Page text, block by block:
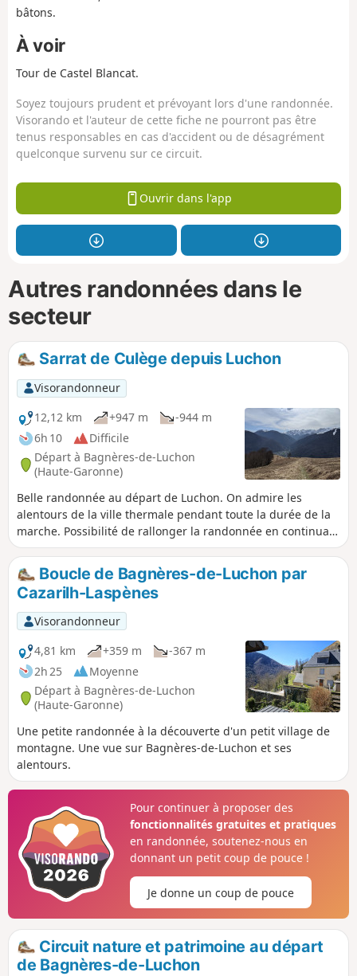
bâtons.
À voir
Tour de Castel Blancat.
Soyez toujours prudent et prévoyant lors d'une randonnée.
Visorando et l'auteur de cette fiche ne pourront pas être
tenus responsables en cas d'accident ou de désagrément
quelconque survenu sur ce circuit.
Ouvrir dans l'app
Autres randonnées dans le
secteur
Sarrat de Culège depuis Luchon
Visorandonneur
12,12 km
+947 m
-944 m
6h 10
Difficile
Départ à Bagnères-de-Luchon
(Haute-Garonne)
Belle randonnée au départ de Luchon. On admire les
alentours de la ville thermale pendant toute la durée de la
marche. Possibilité de rallonger la randonnée en continuant
sur la crête en visant le Cap de la Pène et le Cap de la
Montagnette.
Boucle de Bagnères-de-Luchon par
Cazarilh-Laspènes
Visorandonneur
4,81 km
+359 m
-367 m
2h 25
Moyenne
Départ à Bagnères-de-Luchon
(Haute-Garonne)
Une petite randonnée à la découverte d'un petit village de
montagne. Une vue sur Bagnères-de-Luchon et ses
alentours.
Pour continuer à proposer des
fonctionnalités gratuites et pratiques
en randonnée, soutenez-nous en
donnant un petit coup de pouce !
Je donne un coup de pouce
Circuit nature et patrimoine au départ
de Bagnères-de-Luchon